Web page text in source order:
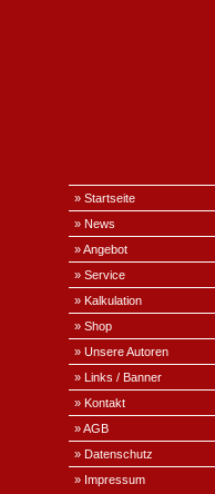
» Startseite
» News
» Angebot
» Service
» Kalkulation
» Shop
» Unsere Autoren
» Links / Banner
» Kontakt
» AGB
» Datenschutz
» Impressum